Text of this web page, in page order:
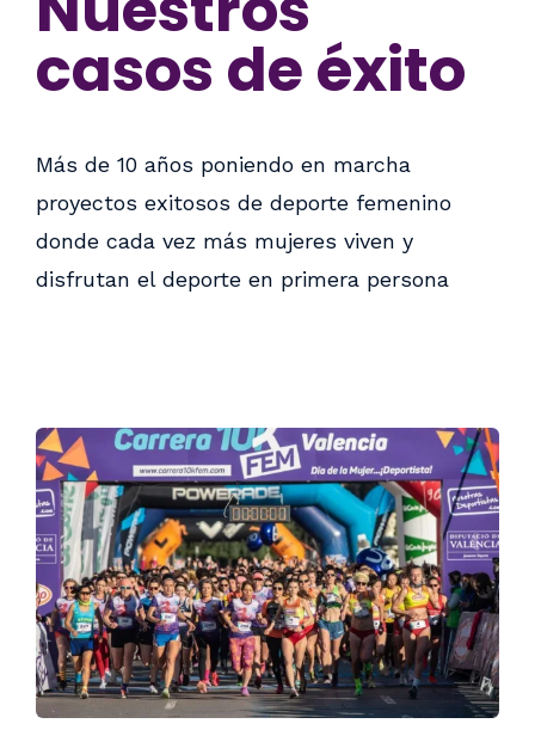
casos de éxito
Más de 10 años poniendo en marcha
proyectos exitosos de deporte femenino
donde cada vez más mujeres viven y
disfrutan el deporte en primera persona